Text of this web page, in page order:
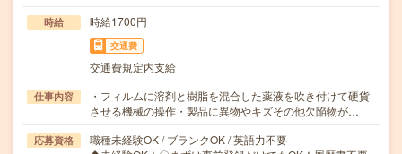
時給 時給1700円
交通費
交通費規定内支給
仕事内容
・フィルムに溶剤と樹脂を混合した薬液を吹き付けて硬貨
させる機械の操作・製品に異物やキズその他欠陥物が…
応募資格
職種未経験OK / ブランクOK / 英語力不要